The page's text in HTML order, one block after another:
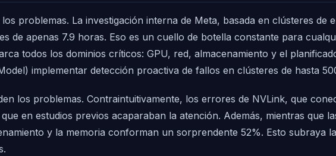
problemas. La investigación interna de Meta, basada en clústeres de
de apenas 7.9 horas. Eso es un cuello de botella constante para
todos los dominios críticos: GPU, red, almacenamiento y el
implementar detección proactiva de fallos en clústeres de hasta
los problemas. Contraintuitivamente, los errores de NVLink, que
en estudios previos acaparaban la atención. Además, mientras que
y la memoria conforman un sorprendente 52%. Esto subraya